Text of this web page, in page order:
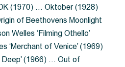
(1970) … Oktober (1928)
of Beethovens Moonlight
Welles ‘Filming Othello’
‘Merchant of Venice’ (1969)
(1966) … Out of